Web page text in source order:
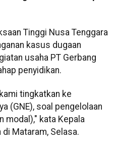
Tinggi Nusa Tenggara
kasus dugaan
usaha PT Gerbang
penyidikan.
tingkatkan ke
(GNE), soal pengelolaan
modal)," kata Kepala
di Mataram, Selasa.